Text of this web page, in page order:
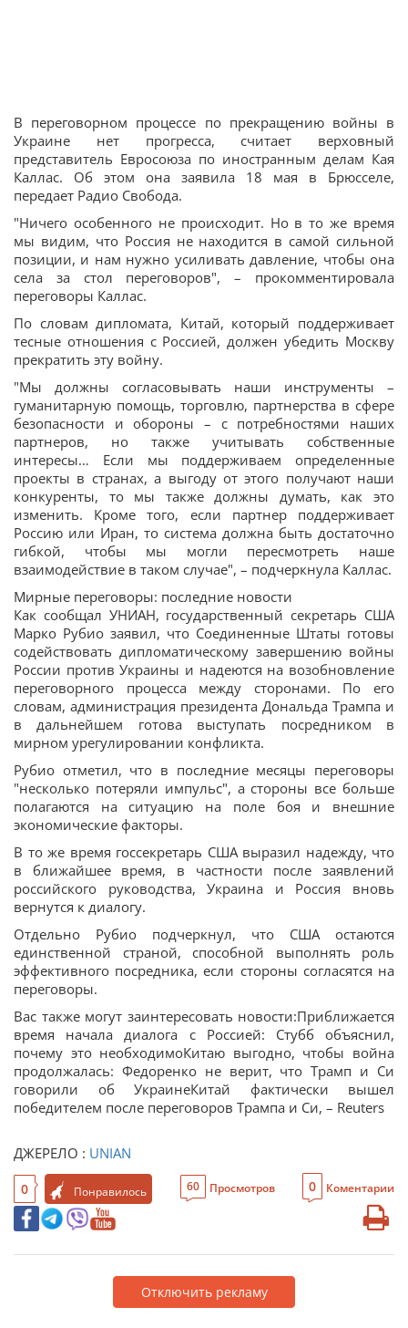
В переговорном процессе по прекращению войны в
Украине нет прогресса, считает верховный
представитель Евросоюза по иностранным делам Кая
Каллас. Об этом она заявила 18 мая в Брюсселе,
передает Радио Свобода.
"Ничего особенного не происходит. Но в то же время
мы видим, что Россия не находится в самой сильной
позиции, и нам нужно усиливать давление, чтобы она
села за стол переговоров", – прокомментировала
переговоры Каллас.
По словам дипломата, Китай, который поддерживает
тесные отношения с Россией, должен убедить Москву
прекратить эту войну.
"Мы должны согласовывать наши инструменты –
гуманитарную помощь, торговлю, партнерства в сфере
безопасности и обороны – с потребностями наших
партнеров, но также учитывать собственные
интересы… Если мы поддерживаем определенные
проекты в странах, а выгоду от этого получают наши
конкуренты, то мы также должны думать, как это
изменить. Кроме того, если партнер поддерживает
Россию или Иран, то система должна быть достаточно
гибкой, чтобы мы могли пересмотреть наше
взаимодействие в таком случае", – подчеркнула Каллас.
Мирные переговоры: последние новости
Как сообщал УНИАН, государственный секретарь США
Марко Рубио заявил, что Соединенные Штаты готовы
содействовать дипломатическому завершению войны
России против Украины и надеются на возобновление
переговорного процесса между сторонами. По его
словам, администрация президента Дональда Трампа и
в дальнейшем готова выступать посредником в
мирном урегулировании конфликта.
Рубио отметил, что в последние месяцы переговоры
"несколько потеряли импульс", а стороны все больше
полагаются на ситуацию на поле боя и внешние
экономические факторы.
В то же время госсекретарь США выразил надежду, что
в ближайшее время, в частности после заявлений
российского руководства, Украина и Россия вновь
вернутся к диалогу.
Отдельно Рубио подчеркнул, что США остаются
единственной страной, способной выполнять роль
эффективного посредника, если стороны согласятся на
переговоры.
Вас также могут заинтересовать новости:Приближается
время начала диалога с Россией: Стубб объяснил,
почему это необходимоКитаю выгодно, чтобы война
продолжалась: Федоренко не верит, что Трамп и Си
говорили об УкраинеКитай фактически вышел
победителем после переговоров Трампа и Си, – Reuters
ДЖЕРЕЛО : UNIAN
0 Понравилось 60 Просмотров 0 Коментарии
Отключить рекламу